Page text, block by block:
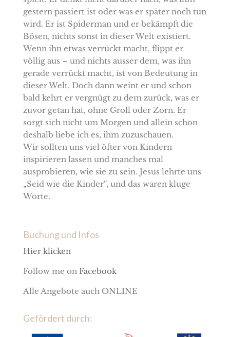
gestern passiert ist oder was er später noch tun
wird. Er ist Spiderman und er bekämpft die
Bösen, nichts sonst in dieser Welt existiert.
Wenn ihn etwas verrückt macht, flippt er
völlig aus – und nichts ausser dem, was ihn
gerade verrückt macht, ist von Bedeutung in
dieser Welt. Doch dann weint er und schon
bald kehrt er vergnügt zu dem zurück, was er
zuvor getan hat, ohne Groll oder Zorn. Er
sorgt sich nicht um Morgen und allein schon
deshalb liebe ich es, ihm zuzuschauen.
Wir sollten uns viel öfter von Kindern
inspirieren lassen und manches mal
ausprobieren, wie sie zu sein. Jesus lehrte uns
„Seid wie die Kinder“, und das waren kluge
Worte.
Buchung und Infos
Hier klicken
Follow me on Facebook
Alle Angebote auch ONLINE
Gefördert durch: